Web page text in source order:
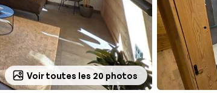
Voir toutes les 20 photos